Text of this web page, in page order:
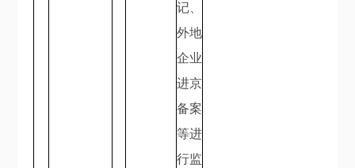
记、
外地
企业
进京
备案
等进
行监